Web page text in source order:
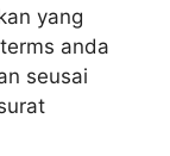
yang
anda
seusai